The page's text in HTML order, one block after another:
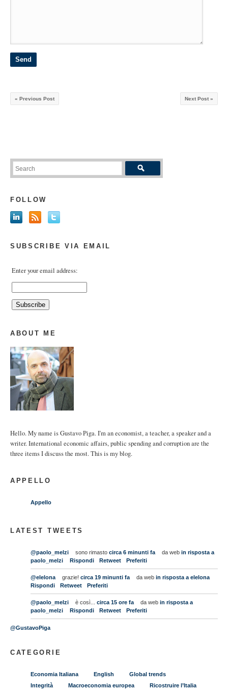
Next Post »
« Previous Post
FOLLOW
SUBSCRIBE VIA EMAIL
Enter your email address:
ABOUT ME
Hello. My name is Gustavo Piga. I'm an economist, a teacher, a speaker and a
writer. International economic affairs, public spending and corruption are the
three items I discuss the most. This is my blog.
APPELLO
Appello
LATEST TWEETS
@paolo_melzi sono rimasto circa 6 minunti fa da web in risposta a
paolo_melzi
Rispondi Retweet Preferiti
@elelona grazie! circa 19 minunti fa da web in risposta a elelona
Rispondi
Retweet Preferiti
@paolo_melzi è così... circa 15 ore fa da web in risposta a
paolo_melzi
Rispondi Retweet Preferiti
@GustavoPiga
CATEGORIE
Economia Italiana English
Global trends
Integrità
Macroeconomia europea
Ricostruire l’Italia